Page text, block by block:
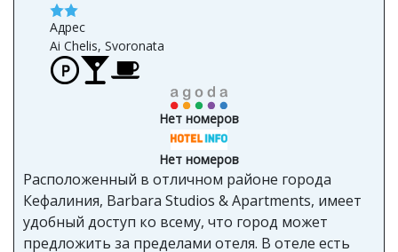
Адрес
Ai Chelis, Svoronata
Нет номеров
Нет номеров
Расположенный в отличном районе города
Кефалиния, Barbara Studios & Apartments, имеет
удобный доступ ко всему, что город может
предложить за пределами отеля. В отеле есть